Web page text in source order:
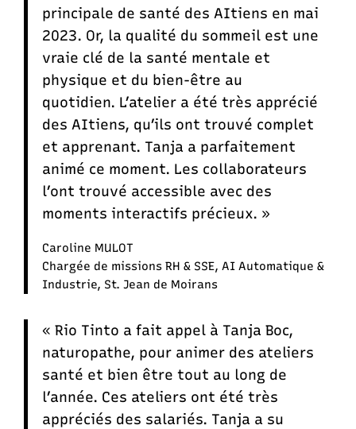
principale de santé des AItiens en mai
2023. Or, la qualité du sommeil est une
vraie clé de la santé mentale et
physique et du bien-être au
quotidien. L’atelier a été très apprécié
des AItiens, qu’ils ont trouvé complet
et apprenant. Tanja a parfaitement
animé ce moment. Les collaborateurs
l’ont trouvé accessible avec des
moments interactifs précieux. »
Caroline MULOT
Chargée de missions RH & SSE, AI Automatique &
Industrie, St. Jean de Moirans
« Rio Tinto a fait appel à Tanja Boc,
naturopathe, pour animer des ateliers
santé et bien être tout au long de
l’année. Ces ateliers ont été très
appréciés des salariés. Tanja a su